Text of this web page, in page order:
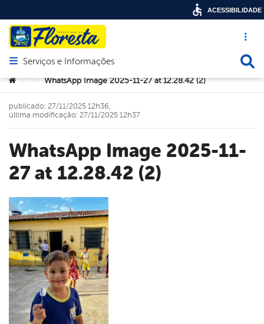
Acesso
Abrir menu principal de navegação
Serviços e Informações
Você está aqui:
> > WhatsApp Image 2025-11-27 at 12.28.42 (2)
WhatsApp Image 2025-11-
27 at 12.28.42 (2)
publicado: 27/11/2025 12h36,
última modificação: 27/11/2025 12h37
ACESSIBILIDADE